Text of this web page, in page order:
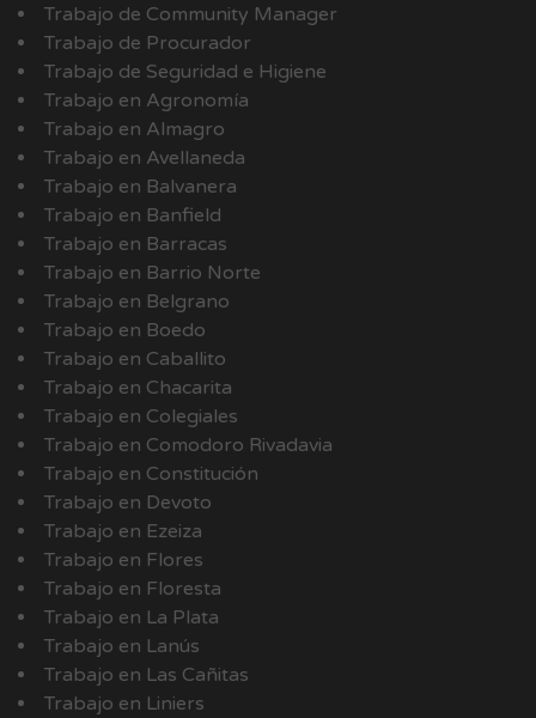
Trabajo de Community Manager
Trabajo de Procurador
Trabajo de Seguridad e Higiene
Trabajo en Agronomía
Trabajo en Almagro
Trabajo en Avellaneda
Trabajo en Balvanera
Trabajo en Banfield
Trabajo en Barracas
Trabajo en Barrio Norte
Trabajo en Belgrano
Trabajo en Boedo
Trabajo en Caballito
Trabajo en Chacarita
Trabajo en Colegiales
Trabajo en Comodoro Rivadavia
Trabajo en Constitución
Trabajo en Devoto
Trabajo en Ezeiza
Trabajo en Flores
Trabajo en Floresta
Trabajo en La Plata
Trabajo en Lanús
Trabajo en Las Cañitas
Trabajo en Liniers